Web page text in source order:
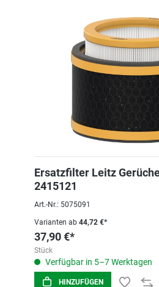
Ersatzfilter Leitz
2415121
Art.-Nr.: 5075091
Varianten ab 44,72 €*
37,90 €*
Stück
Verfügbar in 5–7 Werktagen
HINZUFÜGEN